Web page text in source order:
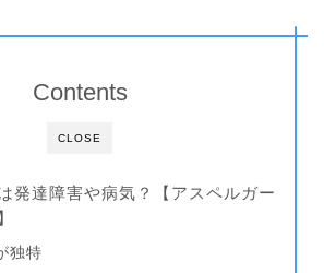
CLOSE
Contents
発達障害や病気？【アスペルガー
独特